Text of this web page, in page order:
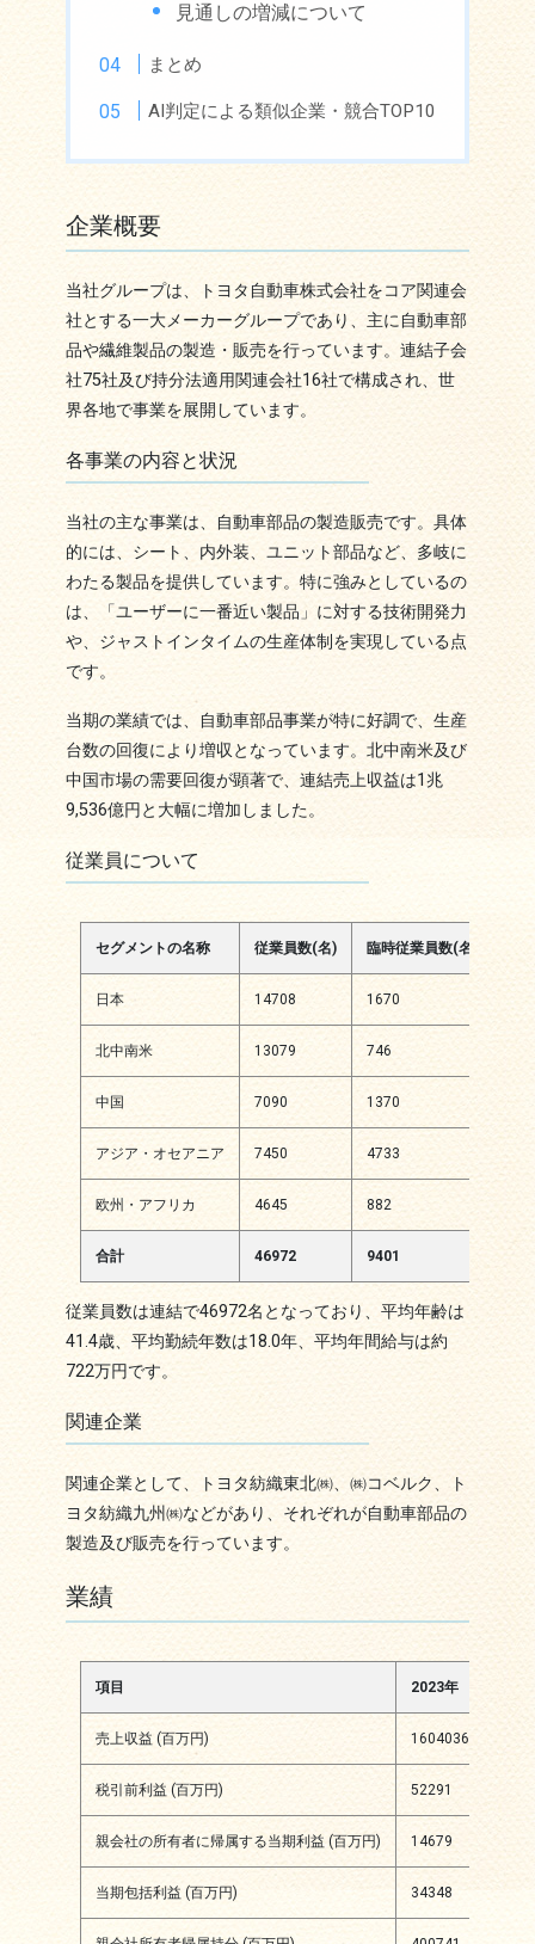
見通しの増減について
まとめ
AI判定による類似企業・競合TOP10
企業概要
当社グループは、トヨタ自動車株式会社をコア関連会
社とする一大メーカーグループであり、主に自動車部
品や繊維製品の製造・販売を行っています。連結子会
社75社及び持分法適用関連会社16社で構成され、世
界各地で事業を展開しています。
各事業の内容と状況
当社の主な事業は、自動車部品の製造販売です。具体
的には、シート、内外装、ユニット部品など、多岐に
わたる製品を提供しています。特に強みとしているの
は、「ユーザーに一番近い製品」に対する技術開発力
や、ジャストインタイムの生産体制を実現している点
です。
当期の業績では、自動車部品事業が特に好調で、生産
台数の回復により増収となっています。北中南米及び
中国市場の需要回復が顕著で、連結売上収益は1兆
9,536億円と大幅に増加しました。
従業員について
セグメントの名称 従業員数(名) 臨時従業員数(名)
日本 14708 1670
北中南米 13079 746
中国 7090 1370
アジア・オセアニア 7450 4733
欧州・アフリカ 4645 882
合計 46972 9401
従業員数は連結で46972名となっており、平均年齢は
41.4歳、平均勤続年数は18.0年、平均年間給与は約
722万円です。
関連企業
関連企業として、トヨタ紡織東北㈱、㈱コベルク、ト
ヨタ紡織九州㈱などがあり、それぞれが自動車部品の
製造及び販売を行っています。
業績
項目 2023年
売上収益 (百万円) 1604036
税引前利益 (百万円) 52291
親会社の所有者に帰属する当期利益 (百万円) 14679
当期包括利益 (百万円) 34348